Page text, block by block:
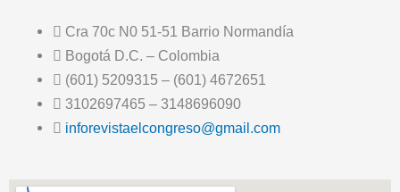
Cra 70c N0 51-51 Barrio Normandía
Bogotá D.C. – Colombia
(601) 5209315 – (601) 4672651
3102697465 – 3148696090
inforevistaelcongreso@gmail.com